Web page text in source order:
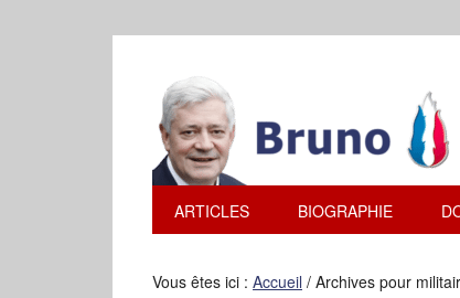
ARTICLES BIOGRAPHIE
Vous êtes ici : Accueil / Archives pour